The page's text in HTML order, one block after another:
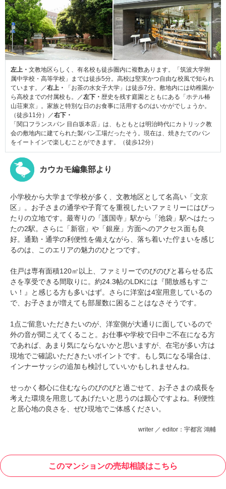
左上・ 文教地区らしく、有名校も徒歩圏内に複数あります。「筑波大学附
属中学校・高等学校」までは徒歩5分。高校は堅実かつ自由な校風で知られ
ています。／右上・
「お茶の水女子大学」は徒歩7分。敷地内には幼稚園か
ら高校までの付属校も。／左下・ 歴史を残す庭園とともにある「ホテル椿
山荘東京」。家族と特別な日のお食事に活用するのはいかがでしょうか。
（徒歩11分）／右下・
「関口フランスパン 目白坂本店」は、もともとは明治時代にカトリック教
会の敷地内に建てられた製パン工場だったそう。現在は、焼きたてのパン
をイートインで楽しむことができます。（徒歩12分）
カウカモ編集部より
小学校から大学まで学校が多く、文教地区として名高い「文京
区」。お子さまの通学や子育てを重視したいファミリーにはぴっ
たりの立地です。最寄りの「護国寺」駅から「池袋」駅へはたっ
たの2駅。さらに「新宿」や「銀座」方面へのアクセス面も良
好。通勤・通学の利便性を備えながら、落ち着いた佇まいを感じ
るのは、このエリアの魅力のひとつです。
住戸は専有面積120㎡以上、ファミリーでのびのびと暮らせる広
さを享受できる間取りに。約24.3帖のLDKには『開放感もすご
い！』と感じる方も多いはず。さらに洋室は4室用意しているの
で、お子さまが増えても部屋数に困ることはなさそうです。
1点ご留意いただきたいのが、洋室側が大通りに面しているので
外の音が聞こえてくること。お仕事や学校で日中ご不在になる方
であれば、あまり気にならないかと思いますが、在宅が多い方は
現地でご確認いただきたいポイントです。もし気になる場合は、
インナーサッシの追加も検討していいかもしれませんね。
せっかく都心に住むならのびのびと過ごせて、お子さまの成長を
考えた環境を用意してあげたいと思うのは親心ですよね。利便性
と居心地の良さを、ぜひ現地でご体感ください。
writer ／ editor：宇都宮 鴻輔
このマンションの売却相談はこちら